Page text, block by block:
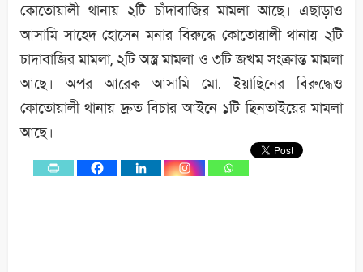
কোতোয়ালী থানায় ২টি চাঁদাবাজির মামলা আছে। এছাড়াও
আসামি সাহেদ হোসেন মনার বিরুদ্ধে কোতোয়ালী থানায় ২টি
চাদাবাজির মামলা, ২টি অস্ত্র মামলা ও ৩টি জখম সংক্রান্ত মামলা
আছে। অপর আরেক আসামি মো. ইয়াছিনের বিরুদ্ধেও
কোতোয়ালী থানায় দ্রুত বিচার আইনে ১টি ছিনতাইয়ের মামলা
আছে।